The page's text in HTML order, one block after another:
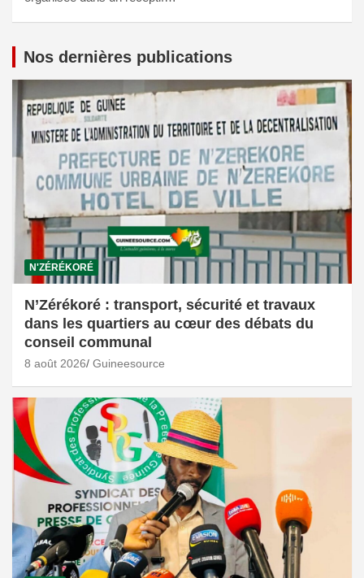
Nos dernières publications
N'ZÉRÉKORÉ
N’Zérékoré : transport, sécurité et travaux
dans les quartiers au cœur des débats du
conseil communal
8 août 2026 Guineesource